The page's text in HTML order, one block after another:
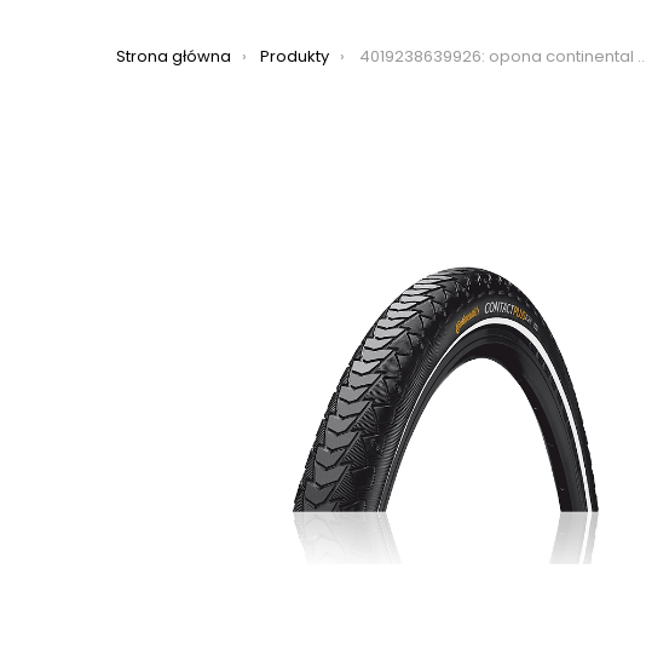
Jesteś tutaj:
Strona główna Produkty 4019238639926: opona continental contact plus 28 x1,6 czarna reflex